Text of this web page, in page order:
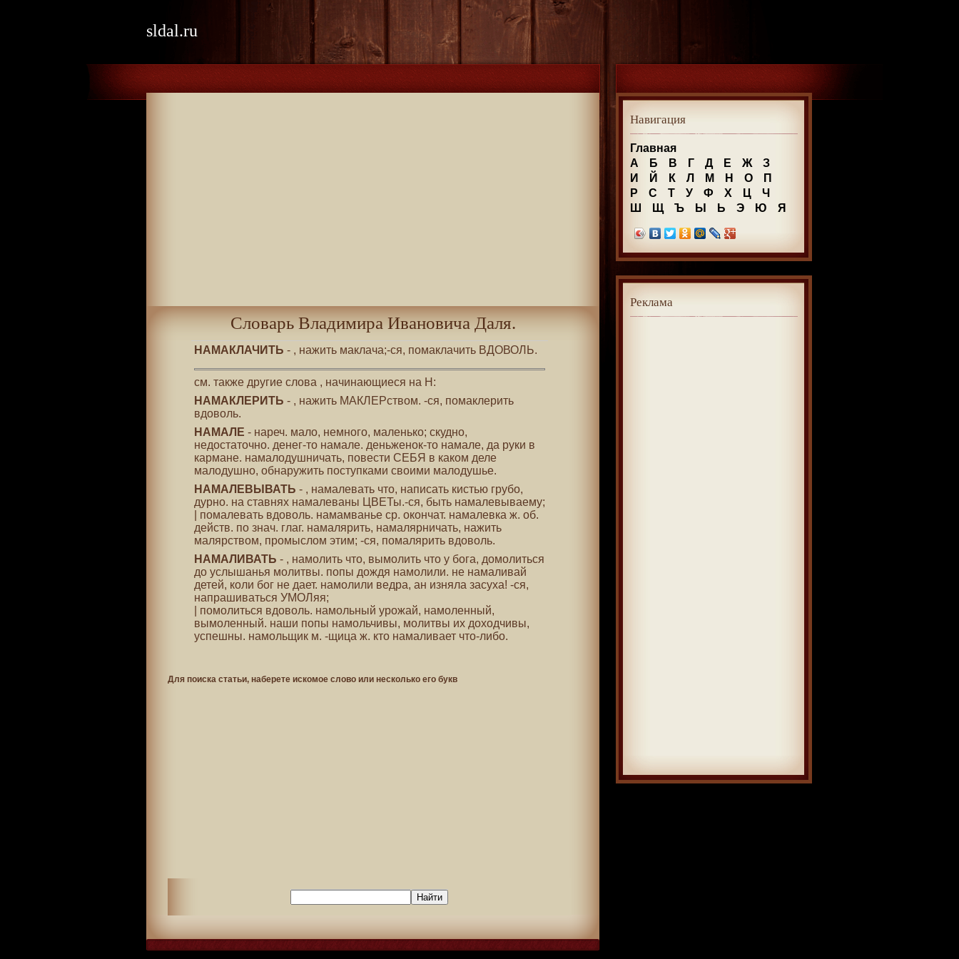
sldal.ru
Словарь Владимира Ивановича Даля.
НАМАКЛАЧИТЬ - , нажить маклача;-ся, помаклачить ВДОВОЛЬ.
см. также другие слова , начинающиеся на Н:
НАМАКЛЕРИТЬ - , нажить МАКЛЕРством. -ся, помаклерить
вдоволь.
НАМАЛЕ - нареч. мало, немного, маленько; скудно,
недостаточно. денег-то намале. деньженок-то намале, да руки в
кармане. намалодушничать, повести СЕБЯ в каком деле
малодушно, обнаружить поступками своими малодушье.
НАМАЛЕВЫВАТЬ - , намалевать что, написать кистью грубо,
дурно. на ставнях намалеваны ЦВЕТы.-ся, быть намалевываему;
| помалевать вдоволь. намамванье ср. окончат. намалевка ж. об.
действ. по знач. глаг. намалярить, намалярничать, нажить
малярством, промыслом этим; -ся, помалярить вдоволь.
НАМАЛИВАТЬ - , намолить что, вымолить что у бога, домолиться
до услышанья молитвы. попы дождя намолили. не намаливай
детей, коли бог не дает. намолили ведра, ан изняла засуха! -ся,
напрашиваться УМОЛяя;
| помолиться вдоволь. намольный урожай, намоленный,
вымоленный. наши попы намольчивы, молитвы их доходчивы,
успешны. намольщик м. -щица ж. кто намаливает что-либо.
Для поиска статьи, наберете искомое слово или несколько его букв
Навигация
Главная
А
Б В Г Д Е Ж
З
И
Й К Л М Н О
П
Р
С Т У Ф Х Ц
Ч
Ш
Щ Ъ Ы Ь Э Ю Я
Реклама